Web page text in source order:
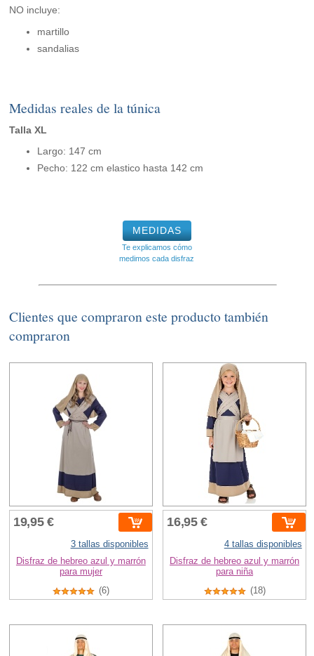
NO incluye:
martillo
sandalias
Medidas reales de la túnica
Talla XL
Largo: 147 cm
Pecho: 122 cm elastico hasta 142 cm
MEDIDAS
Te explicamos cómo
medimos cada disfraz
Clientes que compraron este producto también
compraron
19,95 €
3 tallas disponibles
Disfraz de hebreo azul y marrón
para mujer
(6)
16,95 €
4 tallas disponibles
Disfraz de hebreo azul y marrón
para niña
(18)